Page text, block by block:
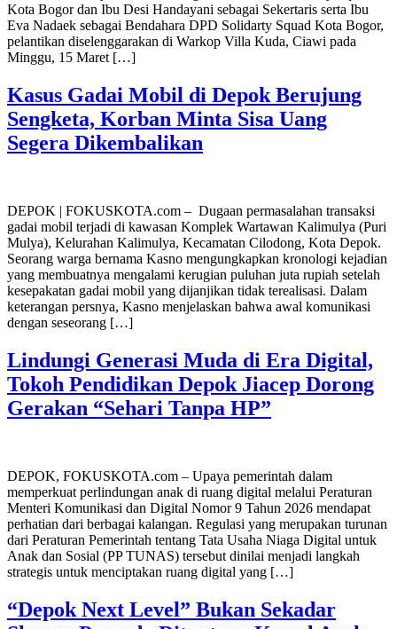
Kota Bogor dan Ibu Desi Handayani sebagai Sekertaris serta Ibu
Eva Nadaek sebagai Bendahara DPD Solidarty Squad Kota Bogor,
pelantikan diselenggarakan di Warkop Villa Kuda, Ciawi pada
Minggu, 15 Maret […]
Kasus Gadai Mobil di Depok Berujung
Sengketa, Korban Minta Sisa Uang
Segera Dikembalikan
DEPOK | FOKUSKOTA.com – Dugaan permasalahan transaksi
gadai mobil terjadi di kawasan Komplek Wartawan Kalimulya (Puri
Mulya), Kelurahan Kalimulya, Kecamatan Cilodong, Kota Depok.
Seorang warga bernama Kasno mengungkapkan kronologi kejadian
yang membuatnya mengalami kerugian puluhan juta rupiah setelah
kesepakatan gadai mobil yang dijanjikan tidak terealisasi. Dalam
keterangan persnya, Kasno menjelaskan bahwa awal komunikasi
dengan seseorang […]
Lindungi Generasi Muda di Era Digital,
Tokoh Pendidikan Depok Jiacep Dorong
Gerakan “Sehari Tanpa HP”
DEPOK, FOKUSKOTA.com – Upaya pemerintah dalam
memperkuat perlindungan anak di ruang digital melalui Peraturan
Menteri Komunikasi dan Digital Nomor 9 Tahun 2026 mendapat
perhatian dari berbagai kalangan. Regulasi yang merupakan turunan
dari Peraturan Pemerintah tentang Tata Usaha Niaga Digital untuk
Anak dan Sosial (PP TUNAS) tersebut dinilai menjadi langkah
strategis untuk menciptakan ruang digital yang […]
“Depok Next Level” Bukan Sekadar